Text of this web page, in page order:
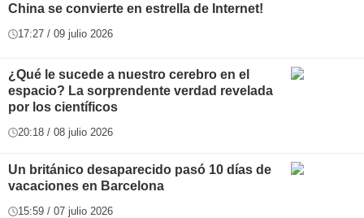
China se convierte en estrella de Internet!
17:27 / 09 julio 2026
¿Qué le sucede a nuestro cerebro en el
espacio? La sorprendente verdad revelada
por los científicos
20:18 / 08 julio 2026
Un británico desaparecido pasó 10 días de
vacaciones en Barcelona
15:59 / 07 julio 2026